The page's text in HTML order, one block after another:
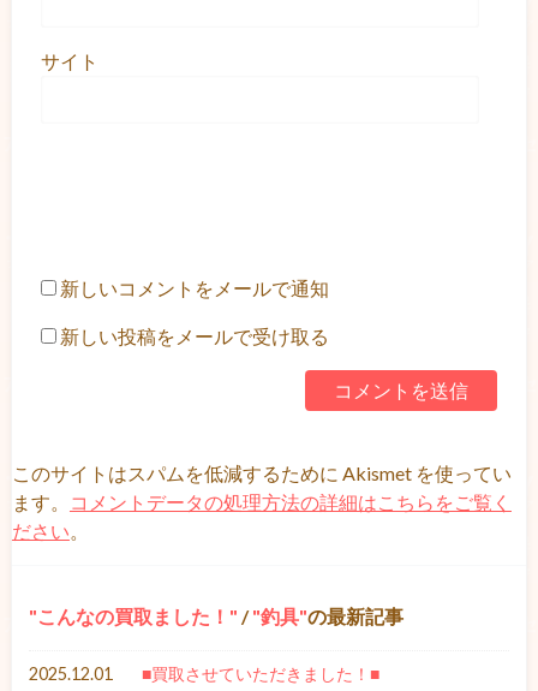
サイト
新しいコメントをメールで通知
新しい投稿をメールで受け取る
このサイトはスパムを低減するために Akismet を使ってい
ます。
コメントデータの処理方法の詳細はこちらをご覧く
ださい。
こんなの買取ました！ / 釣具 の最新記事
2025.12.01 ■買取させていただきました！■